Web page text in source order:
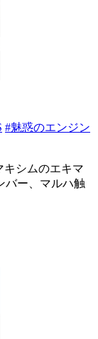
#魅惑のエンジン
キシムのエキマ
バー、マルハ触